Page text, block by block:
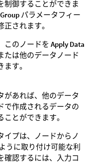
制御することができま
Group パラメータフィー
されます。
このノードを Apply Data
たは他のデータノード
す。
があれば、他のデータ
で作成されるデータの
とができます。
イプは、ノードからノ
うに取り付け可能な利
確認するには、入力コ